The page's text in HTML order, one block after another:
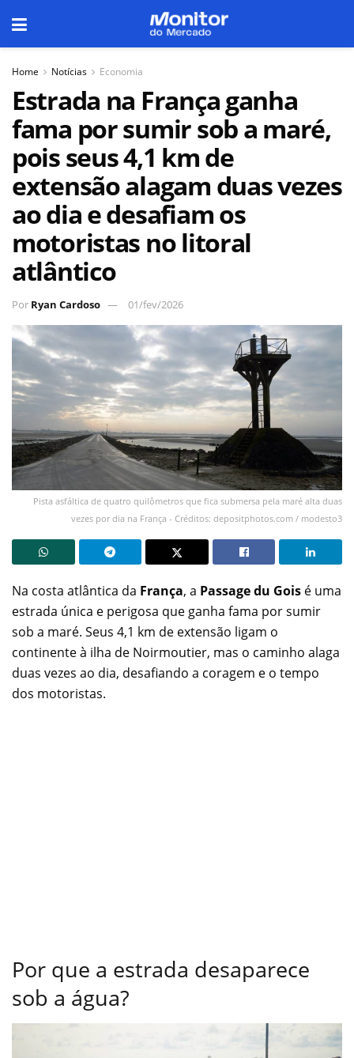
Home Notícias Economia
Estrada na França ganha
fama por sumir sob a maré,
pois seus 4,1 km de
extensão alagam duas vezes
ao dia e desafiam os
motoristas no litoral
atlântico
Por Ryan Cardoso 01/fev/2026
Pista asfáltica de quatro quilômetros que fica submersa pela maré alta duas
vezes por dia na França - Créditos: depositphotos.com / modesto3
Na costa atlântica da França, a Passage du Gois é uma
estrada única e perigosa que ganha fama por sumir
sob a maré. Seus 4,1 km de extensão ligam o
continente à ilha de Noirmoutier, mas o caminho alaga
duas vezes ao dia, desafiando a coragem e o tempo
dos motoristas.
Por que a estrada desaparece
sob a água?